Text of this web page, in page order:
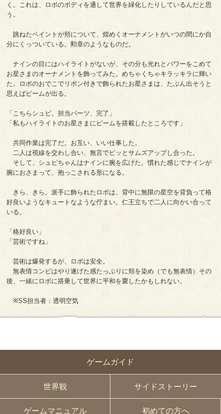
ゲームガイド
世界観 サイドストーリー
ゲームマニュアル 初めての方へ
く。これは、ロボのボディを通して世界を緑化したりしているんだと思
う。
跳ねたペイントが頬について、煌めくオーナメントがいつの間にか自
分にくっついている。勲章のようなものだ。
ナインの目にはハイライトがないが、その分も光れとパワーをこめて
お星さまのオーナメントを飾ってみた。めちゃくちゃキラッキラに輝い
た。ロボのおでこでリボン付きで飾られたお星さまは、たぶん出そうと
思えばビームが出る。
「こちらシュピ。担当パーツ、完了」
「私もハイライトのお星さまにビームを搭載したところです」
共同作業は完了だ。お互い、いい仕事した。
二人は視線を交わし合い、無言でビッとサムズアップし合った。
そして、シュピちゃんはナインに腕を広げた。慣れた感じでナインが
腕におさまって、抱っこされる形になる。
きら、きら。派手に飾られたロボは、背中に無限の星空を背負って格
好良いようなキュートなような佇まい。仁王立ちで二人に向かい合って
いる。
「格好良い」
「芸術ですね」
芸術は爆発するが、ロボは安全。
無表情コンビはやり遂げた感たっぷりに頬を染め（でも無表情）その
後、一緒にロボに搭乗して世界に平和を齎したかもしれない。
※SS担当者：透明空気